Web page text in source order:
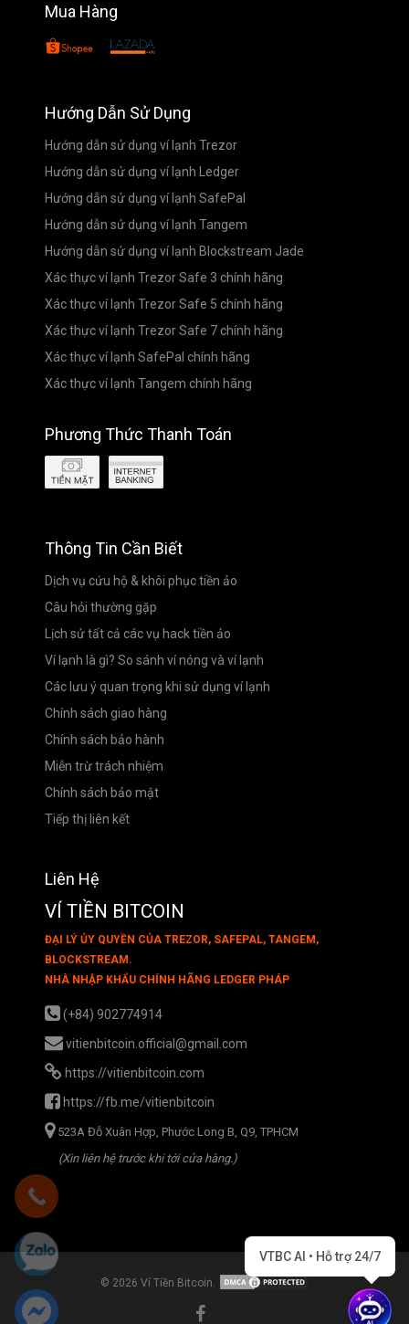
Mua Hàng
Hướng Dẫn Sử Dụng
Hướng dẫn sử dụng ví lạnh Trezor
Hướng dẫn sử dụng ví lạnh Ledger
Hướng dẫn sử dụng ví lạnh SafePal
Hướng dẫn sử dụng ví lạnh Tangem
Hướng dẫn sử dụng ví lạnh Blockstream Jade
Xác thực ví lạnh Trezor Safe 3 chính hãng
Xác thực ví lạnh Trezor Safe 5 chính hãng
Xác thực ví lạnh Trezor Safe 7 chính hãng
Xác thực ví lạnh SafePal chính hãng
Xác thực ví lạnh Tangem chính hãng
Phương Thức Thanh Toán
Thông Tin Cần Biết
Dịch vụ cứu hộ & khôi phục tiền ảo
Câu hỏi thường gặp
Lịch sử tất cả các vụ hack tiền ảo
Ví lạnh là gì? So sánh ví nóng và ví lạnh
Các lưu ý quan trọng khi sử dụng ví lạnh
Chính sách giao hàng
Chính sách bảo hành
Miễn trừ trách nhiệm
Chính sách bảo mật
Tiếp thị liên kết
Liên Hệ
VÍ TIỀN BITCOIN
ĐẠI LÝ ỦY QUYỀN CỦA TREZOR, SAFEPAL, TANGEM,
BLOCKSTREAM.
NHÀ NHẬP KHẨU CHÍNH HÃNG LEDGER PHÁP
(+84) 902774914
vitienbitcoin.official@gmail.com
https://vitienbitcoin.com
https://fb.me/vitienbitcoin
523A Đỗ Xuân Hợp, Phước Long B, Q9, TPHCM
(Xin liên hệ trước khi tới cửa hàng.)
© 2026 Ví Tiền Bitcoin.
VTBC AI • Hỗ trợ 24/7